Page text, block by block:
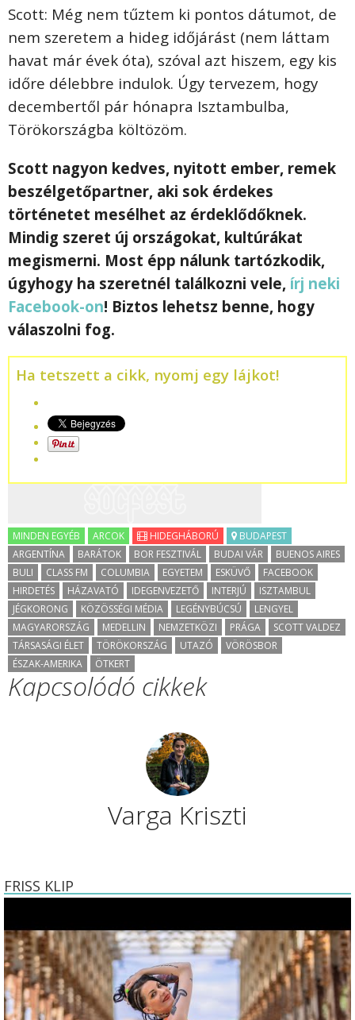
Scott: Még nem tűztem ki pontos dátumot, de
nem szeretem a hideg időjárást (nem láttam
havat már évek óta), szóval azt hiszem, egy kis
időre délebbre indulok. Úgy tervezem, hogy
decembertől pár hónapra Isztambulba,
Törökországba költözöm.
Scott nagyon kedves, nyitott ember, remek
beszélgetőpartner, aki sok érdekes
történetet mesélhet az érdeklődőknek.
Mindig szeret új országokat, kultúrákat
megismerni. Most épp nálunk tartózkodik,
úgyhogy ha szeretnél találkozni vele, írj neki
Facebook-on! Biztos lehetsz benne, hogy
válaszolni fog.
Ha tetszett a cikk, nyomj egy lájkot!
MINDEN EGYÉB ARCOK HIDEGHÁBORÚ
BUDAPEST
ARGENTÍNA
BARÁTOK BOR FESZTIVÁL BUDAI VÁR
BUENOS AIRES
BULI
CLASS FM COLUMBIA EGYETEM ESKÜVŐ
FACEBOOK
HIRDETÉS
HÁZAVATÓ IDEGENVEZETŐ INTERJÚ
ISZTAMBUL
JÉGKORONG
KÖZÖSSÉGI MÉDIA LEGÉNYBÚCSÚ
LENGYEL
MAGYARORSZÁG
MEDELLIN NEMZETKÖZI PRÁGA
SCOTT VALDEZ
TÁRSASÁGI ÉLET
TÖRÖKORSZÁG UTAZÓ
VÖRÖSBOR
ÉSZAK-AMERIKA
ÖTKERT
Kapcsolódó cikkek
Varga Kriszti
FRISS KLIP